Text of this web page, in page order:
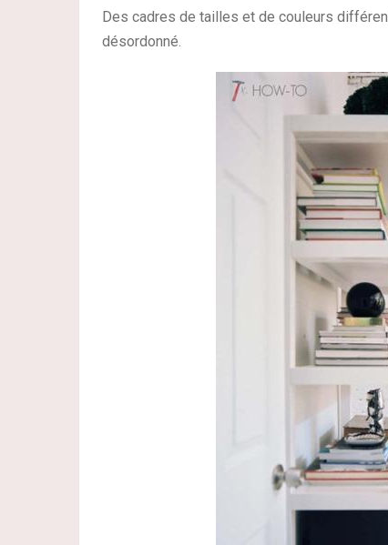
Des cadres de tailles et de couleurs
désordonné.